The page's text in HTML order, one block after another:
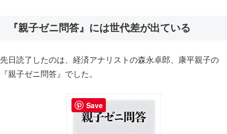
『親子ゼニ問答』には世代差が出ている
先日読了したのは、経済アナリストの森永卓郎、康平親子の
『親子ゼニ問答』でした。
Save